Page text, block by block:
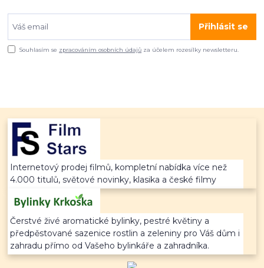
Přihlásit se
Souhlasím se zpracováním osobních údajů za účelem rozesílky newsletteru.
Internetový prodej filmů, kompletní nabídka více než
4.000 titulů, světové novinky, klasika a české filmy
Čerstvé živé aromatické bylinky, pestré květiny a
předpěstované sazenice rostlin a zeleniny pro Váš dům i
zahradu přímo od Vašeho bylinkáře a zahradníka.